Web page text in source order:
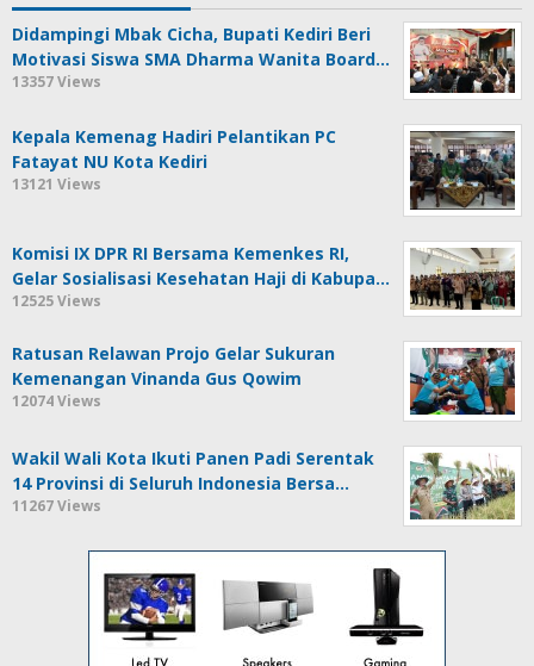
Didampingi Mbak Cicha, Bupati Kediri Beri
Motivasi Siswa SMA Dharma Wanita Board…
13357 Views
Kepala Kemenag Hadiri Pelantikan PC
Fatayat NU Kota Kediri
13121 Views
Komisi IX DPR RI Bersama Kemenkes RI,
Gelar Sosialisasi Kesehatan Haji di Kabupa…
12525 Views
Ratusan Relawan Projo Gelar Sukuran
Kemenangan Vinanda Gus Qowim
12074 Views
Wakil Wali Kota Ikuti Panen Padi Serentak
14 Provinsi di Seluruh Indonesia Bersa…
11267 Views